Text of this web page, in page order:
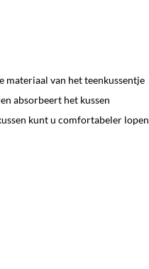
materiaal van het teenkussentje
absorbeert het kussen
kunt u comfortabeler lopen